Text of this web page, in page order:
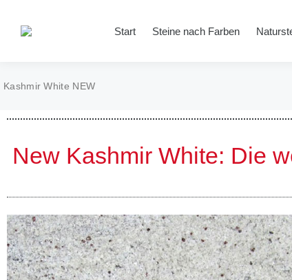
Start Steine nach Farben
Kashmir White NEW
New Kashmir White: Die